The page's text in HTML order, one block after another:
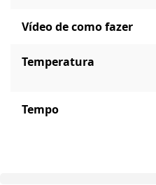
Vídeo de como fazer
Temperatura
Tempo